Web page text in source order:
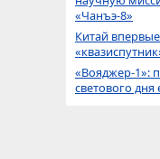
«Чанъэ-8»
Китай
«Вояджер-1»:
светового